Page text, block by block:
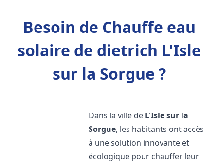
Besoin de Chauffe eau
solaire de dietrich L'Isle
sur la Sorgue ?
Dans la ville de L'Isle sur la
Sorgue, les habitants ont accès
à une solution innovante et
écologique pour chauffer leur